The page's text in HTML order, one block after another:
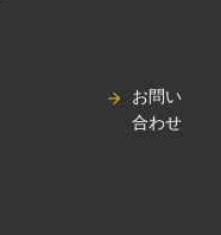
お問い
合わせ